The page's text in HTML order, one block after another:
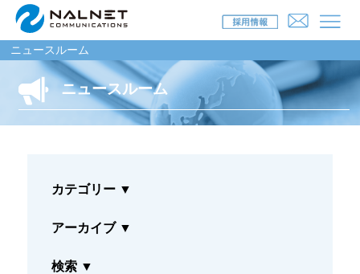
ニュースルーム
ニュースルーム
カテゴリー ▼
アーカイブ ▼
検索 ▼
リース会社のお客様
自動車リース提携(LMS)
残価保証
マイカーリースサポート